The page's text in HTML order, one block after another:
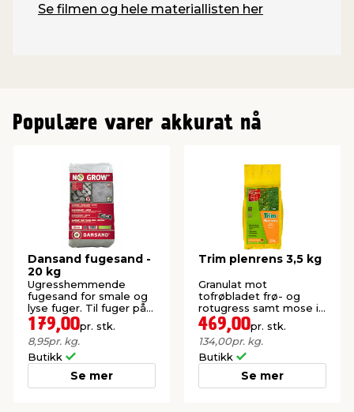
Se filmen og hele materiallisten her
Populære varer akkurat nå
Dansand fugesand -
20 kg
Ugresshemmende
fugesand for smale og
lyse fuger. Til fuger på
1-5 mm.
179,00pr. stk.
8,95pr. kg.
Butikk
Se mer
Trim plenrens 3,5 kg
Granulat mot
tofrøbladet frø- og
rotugress samt mose i
plen.
469,00pr. stk.
134,00pr. kg.
Butikk
Se mer